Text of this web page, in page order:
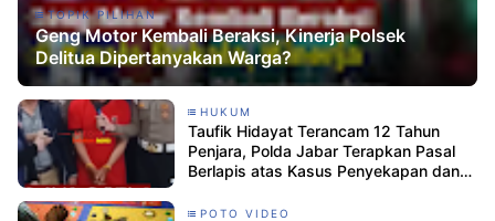
TOPIK PILIHAN
Geng Motor Kembali Beraksi, Kinerja Polsek
Delitua Dipertanyakan Warga?
HUKUM
Taufik Hidayat Terancam 12 Tahun
Penjara, Polda Jabar Terapkan Pasal
Berlapis atas Kasus Penyekapan dan
POTO VIDEO